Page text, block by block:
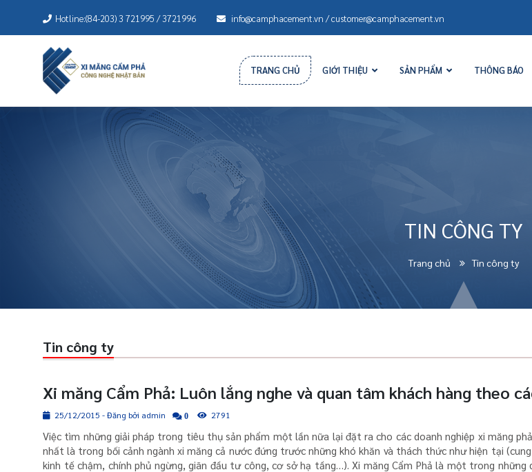
Hotline:(84-203) 3 721995 / 3721996 info@camphacement.vn / customer@camphacement.vn
TRANG CHỦ GIỚI THIỆU SẢN PHẨM THÔNG BÁO
TIN CÔNG TY
Trang chủ Tin công ty
Tin công ty
Xi măng Cẩm Phả: Luôn lắng nghe và quan tâm khách hàng theo
25/12/2015 - Đăng bởi admin 0 2791
Việc tìm những giải pháp trong tiêu thụ sản phẩm một lần nữa lại đặt ra cho các doanh nghiệp xi măng
nhất là trong bối cảnh ngành xi măng cả nước đứng trước những khó khăn và thách thức như hiện tại
kinh tế chậm, chính phủ ngừng, giãn đầu tư công, cơ sở hạ tầng…). Xi măng Cẩm Phả là một trong những